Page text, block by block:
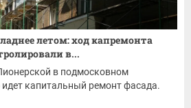
летом: ход капремонта
в...
в подмосковном
идет капитальный ремонт фасада.